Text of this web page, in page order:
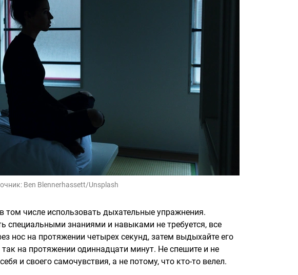
Ben Blennerhassett/Unsplash
том числе использовать дыхательные упражнения.
специальными знаниями и навыками не требуется, все
нос на протяжении четырех секунд, затем выдыхайте его
на протяжении одиннадцати минут. Не спешите и не
и своего самочувствия, а не потому, что кто-то велел.